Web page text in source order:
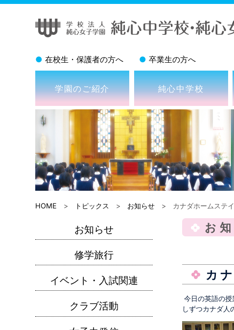
● 在校生・保護者の方へ ● 卒業生の方へ
学園のご紹介 純心中学校
HOME > トピックス > お知らせ > カナダホームステ
お
カ
今日の英語の
しずつカナダ人
お知らせ
修学旅行
イベント・入試関連
クラブ活動